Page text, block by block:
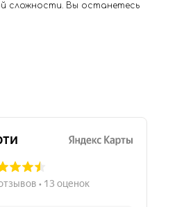
сложности. Вы останетесь